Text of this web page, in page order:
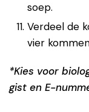
soep.
Verdeel de
vier
*Kies voor
gist en E-